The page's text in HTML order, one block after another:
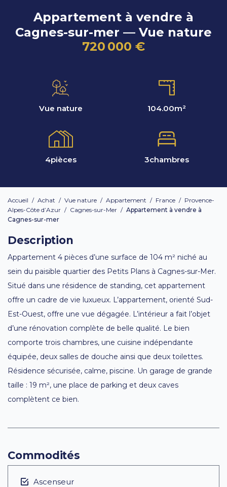
Appartement à vendre à
Cagnes-sur-mer — Vue nature
720 000 €
Vue nature 104.00m²
4pièces 3chambres
Accueil / Achat / Vue nature / Appartement / France / Provence-
Alpes-Côte d’Azur / Cagnes-sur-Mer / Appartement à vendre à
Cagnes-sur-mer
Description
Appartement 4 pièces d’une surface de 104 m² niché au
sein du paisible quartier des Petits Plans à Cagnes-sur-Mer.
Situé dans une résidence de standing, cet appartement
offre un cadre de vie luxueux. L’appartement, orienté Sud-
Est-Ouest, offre une vue dégagée. L’intérieur a fait l’objet
d’une rénovation complète de belle qualité. Le bien
comporte trois chambres, une cuisine indépendante
équipée, deux salles de douche ainsi que deux toilettes.
Résidence sécurisée, calme, piscine. Un garage de grande
taille : 19 m², une place de parking et deux caves
complètent ce bien.
Commodités
Ascenseur